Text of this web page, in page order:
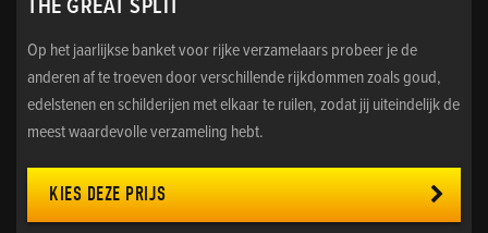
THE GREAT SPLIT
Op het jaarlijkse banket voor rijke verzamelaars probeer je de
anderen af te troeven door verschillende rijkdommen zoals goud,
edelstenen en schilderijen met elkaar te ruilen, zodat jij uiteindelijk de
meest waardevolle verzameling hebt.
KIES DEZE PRIJS